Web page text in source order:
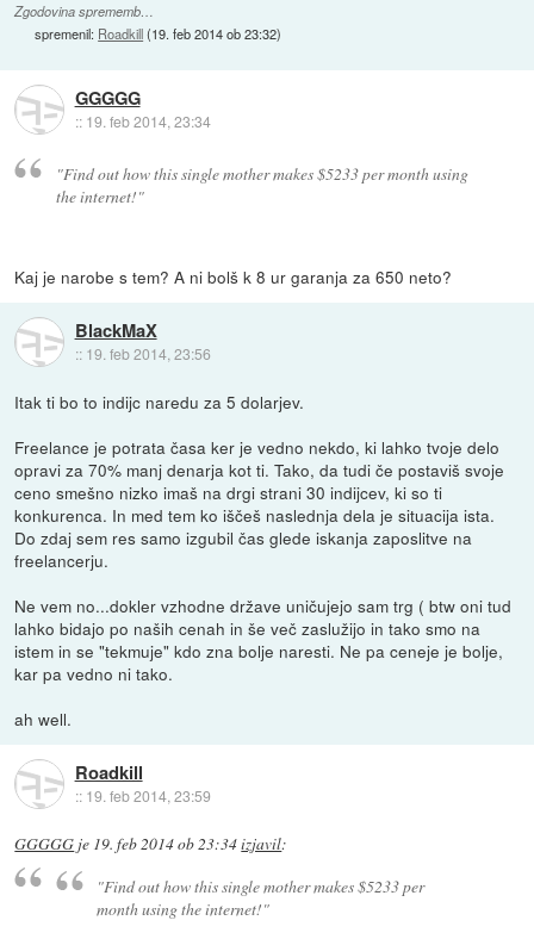
Zgodovina sprememb…
spremenil: Roadkill(19. feb 2014 ob 23:32)
GGGGG
:: 19. feb 2014, 23:34
"Find out how this single mother makes $5233 per month using
the internet!"
Kaj je narobe s tem? A ni bolš k 8 ur garanja za 650 neto?
BlackMaX
:: 19. feb 2014, 23:56
Itak ti bo to indijc naredu za 5 dolarjev.
Freelance je potrata časa ker je vedno nekdo, ki lahko tvoje delo
opravi za 70% manj denarja kot ti. Tako, da tudi če postaviš svoje
ceno smešno nizko imaš na drgi strani 30 indijcev, ki so ti
konkurenca. In med tem ko iščeš naslednja dela je situacija ista.
Do zdaj sem res samo izgubil čas glede iskanja zaposlitve na
freelancerju.
Ne vem no...dokler vzhodne države uničujejo sam trg ( btw oni tud
lahko bidajo po naših cenah in še več zaslužijo in tako smo na
istem in se "tekmuje" kdo zna bolje naresti. Ne pa ceneje je bolje,
kar pa vedno ni tako.
ah well.
Roadkill
:: 19. feb 2014, 23:59
GGGGG je 19. feb 2014 ob 23:34izjavil:
"Find out how this single mother makes $5233 per
month using the internet!"